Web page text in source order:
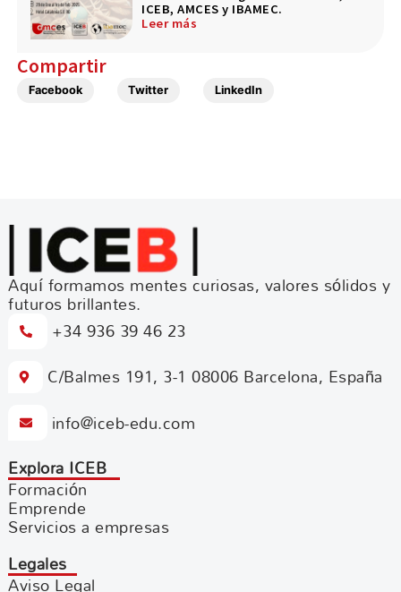
ICEB, AMCES y IBAMEC.
Leer más
Compartir
Facebook Twitter LinkedIn
Aquí formamos mentes curiosas, valores sólidos y
futuros brillantes.
+34 936 39 46 23
C/Balmes 191, 3-1 08006 Barcelona, España
info@iceb-edu.com
Explora ICEB
Formación
Emprende
Servicios a empresas
Legales
Aviso Legal